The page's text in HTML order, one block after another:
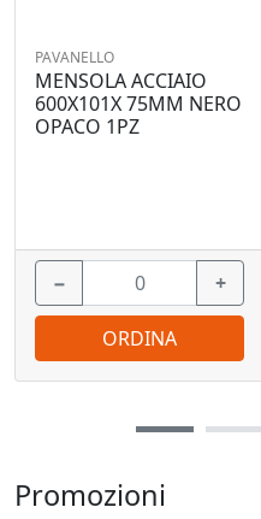
Promozioni
PAVANELLO
MENSOLA ACCIAIO
600X101X 75MM NERO
OPACO 1PZ
− +
ORDINA